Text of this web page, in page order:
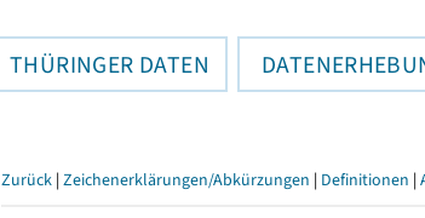
THÜRINGER DATEN
Zurück | Zeichenerklärungen/Abkürzungen | Definitionen |